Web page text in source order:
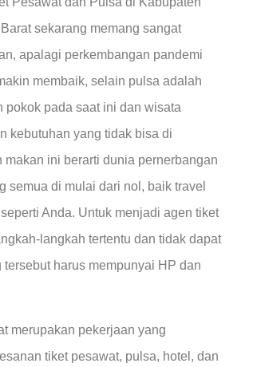
sekarang memang sangat
apalagi perkembangan pandemi
membaik, selain pulsa adalah
pokok pada saat ini dan wisata
kebutuhan yang tidak bisa di
makan ini berarti dunia pernerbangan
semua di mulai dari nol, baik travel
Anda. Untuk menjadi agen tiket
langkah tertentu dan tidak dapat
harus mempunyai HP dan
merupakan pekerjaan yang
tiket pesawat, pulsa, hotel, dan